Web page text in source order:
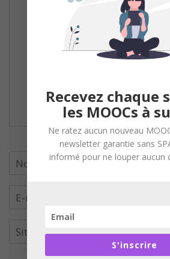
Recevez chaque
les MOOCs à
Ne ratez aucun nouveau
newsletter garantie sans
informé pour ne louper aucun
S'inscrire